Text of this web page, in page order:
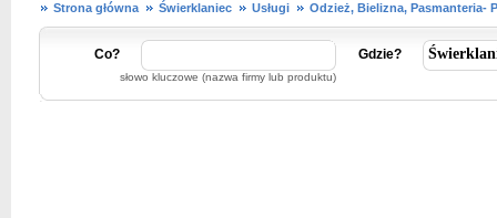
Strona główna Świerklaniec Usługi Odzież, Bielizna, Pasmanteria-
Co?
słowo kluczowe (nazwa firmy lub produktu)
Gdzie?